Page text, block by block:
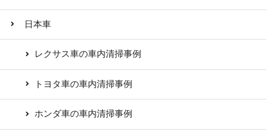
日本車
レクサス車の車内清掃事例
トヨタ車の車内清掃事例
ホンダ車の車内清掃事例